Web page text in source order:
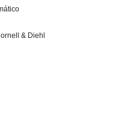
& Diehl